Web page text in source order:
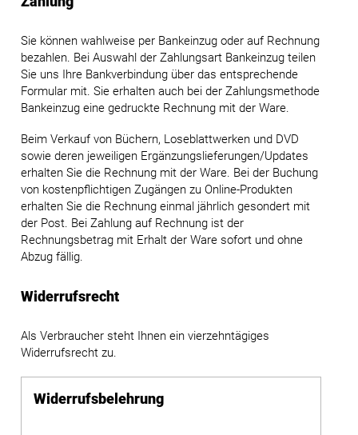
Sie können wahlweise per Bankeinzug oder auf Rechnung
bezahlen. Bei Auswahl der Zahlungsart Bankeinzug teilen
Sie uns Ihre Bankverbindung über das entsprechende
Formular mit. Sie erhalten auch bei der Zahlungsmethode
Bankeinzug eine gedruckte Rechnung mit der Ware.
Beim Verkauf von Büchern, Loseblattwerken und DVD
sowie deren jeweiligen Ergänzungslieferungen/Updates
erhalten Sie die Rechnung mit der Ware. Bei der Buchung
von kostenpflichtigen Zugängen zu Online-Produkten
erhalten Sie die Rechnung einmal jährlich gesondert mit
der Post. Bei Zahlung auf Rechnung ist der
Rechnungsbetrag mit Erhalt der Ware sofort und ohne
Abzug fällig.
Widerrufsrecht
Als Verbraucher steht Ihnen ein vierzehntägiges
Widerrufsrecht zu.
Widerrufsbelehrung